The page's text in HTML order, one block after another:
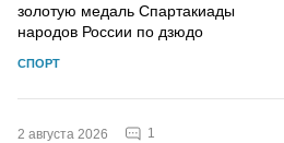
золотую медаль Спартакиады
народов России по дзюдо
СПОРТ
2 августа 2026 1